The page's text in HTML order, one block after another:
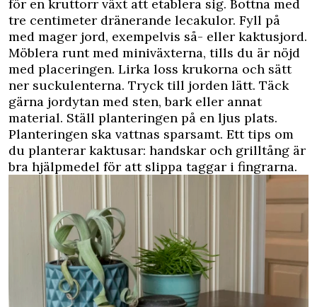
för en kruttorr växt att etablera sig. Bottna med
tre centimeter dränerande lecakulor. Fyll på
med mager jord, exempelvis så- eller kaktusjord.
Möblera runt med miniväxterna, tills du är nöjd
med placeringen. Lirka loss krukorna och sätt
ner suckulenterna. Tryck till jorden lätt. Täck
gärna jordytan med sten, bark eller annat
material. Ställ planteringen på en ljus plats.
Planteringen ska vattnas sparsamt. Ett tips om
du planterar kaktusar: handskar och grilltång är
bra hjälpmedel för att slippa taggar i fingrarna.